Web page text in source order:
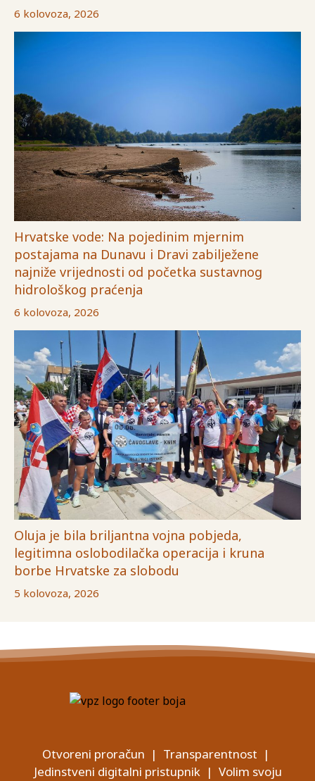
6 kolovoza, 2026
Hrvatske vode: Na pojedinim mjernim
postajama na Dunavu i Dravi zabilježene
najniže vrijednosti od početka sustavnog
hidrološkog praćenja
6 kolovoza, 2026
Oluja je bila briljantna vojna pobjeda,
legitimna oslobodilačka operacija i kruna
borbe Hrvatske za slobodu
5 kolovoza, 2026
Otvoreni proračun | Transparentnost |
Jedinstveni digitalni pristupnik| Volim svoju